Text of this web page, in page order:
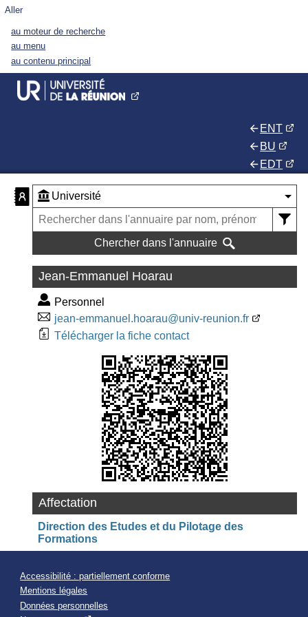
Aller
au moteur de recherche
au menu
au contenu principal
ENT
BU
EDT
Chercher dans l'annuaire
Jean-Emmanuel Hoarau
Personnel
jean-emmanuel.hoarau@univ-reunion.fr
Télécharger la fiche contact
Affectation
Direction des Etudes et du Pilotage des
Formations
Accessibilité : partiellement conforme
Mentions légales
Données personnelles